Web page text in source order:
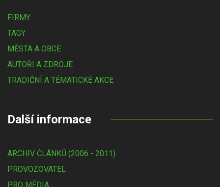
FIRMY
TAGY
MĚSTA A OBCE
AUTOŘI A ZDROJE
TRADIČNÍ A TÉMATICKÉ AKCE
Další informace
ARCHIV ČLÁNKŮ (2006 - 2011)
PROVOZOVATEL
PRO MÉDIA